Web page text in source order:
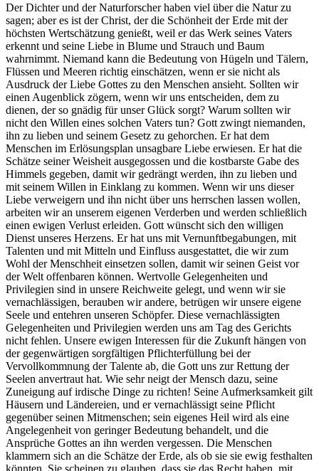
Der Dichter und der Naturforscher haben viel über die Natur zu
sagen; aber es ist der Christ, der die Schönheit der Erde mit der
höchsten Wertschätzung genießt, weil er das Werk seines Vaters
erkennt und seine Liebe in Blume und Strauch und Baum
wahrnimmt. Niemand kann die Bedeutung von Hügeln und Tälern,
Flüssen und Meeren richtig einschätzen, wenn er sie nicht als
Ausdruck der Liebe Gottes zu den Menschen ansieht. Sollten wir
einen Augenblick zögern, wenn wir uns entscheiden, dem zu
dienen, der so gnädig für unser Glück sorgt? Warum sollten wir
nicht den Willen eines solchen Vaters tun? Gott zwingt niemanden,
ihn zu lieben und seinem Gesetz zu gehorchen. Er hat dem
Menschen im Erlösungsplan unsagbare Liebe erwiesen. Er hat die
Schätze seiner Weisheit ausgegossen und die kostbarste Gabe des
Himmels gegeben, damit wir gedrängt werden, ihn zu lieben und
mit seinem Willen in Einklang zu kommen. Wenn wir uns dieser
Liebe verweigern und ihn nicht über uns herrschen lassen wollen,
arbeiten wir an unserem eigenen Verderben und werden schließlich
einen ewigen Verlust erleiden. Gott wünscht sich den willigen
Dienst unseres Herzens. Er hat uns mit Vernunftbegabungen, mit
Talenten und mit Mitteln und Einfluss ausgestattet, die wir zum
Wohl der Menschheit einsetzen sollen, damit wir seinen Geist vor
der Welt offenbaren können. Wertvolle Gelegenheiten und
Privilegien sind in unsere Reichweite gelegt, und wenn wir sie
vernachlässigen, berauben wir andere, betrügen wir unsere eigene
Seele und entehren unseren Schöpfer. Diese vernachlässigten
Gelegenheiten und Privilegien werden uns am Tag des Gerichts
nicht fehlen. Unsere ewigen Interessen für die Zukunft hängen von
der gegenwärtigen sorgfältigen Pflichterfüllung bei der
Vervollkommnung der Talente ab, die Gott uns zur Rettung der
Seelen anvertraut hat. Wie sehr neigt der Mensch dazu, seine
Zuneigung auf irdische Dinge zu richten! Seine Aufmerksamkeit gilt
Häusern und Ländereien, und er vernachlässigt seine Pflicht
gegenüber seinen Mitmenschen; sein eigenes Heil wird als eine
Angelegenheit von geringer Bedeutung behandelt, und die
Ansprüche Gottes an ihn werden vergessen. Die Menschen
klammern sich an die Schätze der Erde, als ob sie sie ewig festhalten
könnten. Sie scheinen zu glauben, dass sie das Recht haben, mit